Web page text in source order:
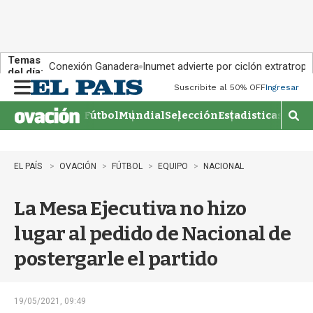
Temas
del día: Conexión Ganadera Inumet advierte por ciclón
n
u
Suscribite al 50% OFFIngresar
FútbolMundialSelecciónEstadisticas
M
o
EL PAÍS OVACIÓN FÚTBOL EQUIPO NACIONAL
La Mesa Ejecutiva no hizo
lugar al pedido de Nacional de
postergarle el partido
19/05/2021, 09:49